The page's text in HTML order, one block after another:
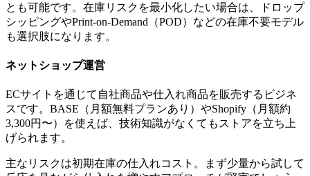
とも可能です。在庫リスクを最小化したい場合は、ドロップ
シッピングやPrint-on-Demand（POD）などの在庫不要モデル
も選択肢になります。
ネットショップ運営
ECサイトを通じて自社商品や仕入れ商品を販売するビジネ
スです。BASE（月額無料プランあり）やShopify（月額約
3,300円〜）を使えば、技術知識がなくてもストアを立ち上
げられます。
主なリスクは初期在庫の仕入れコスト。まず少量から試して